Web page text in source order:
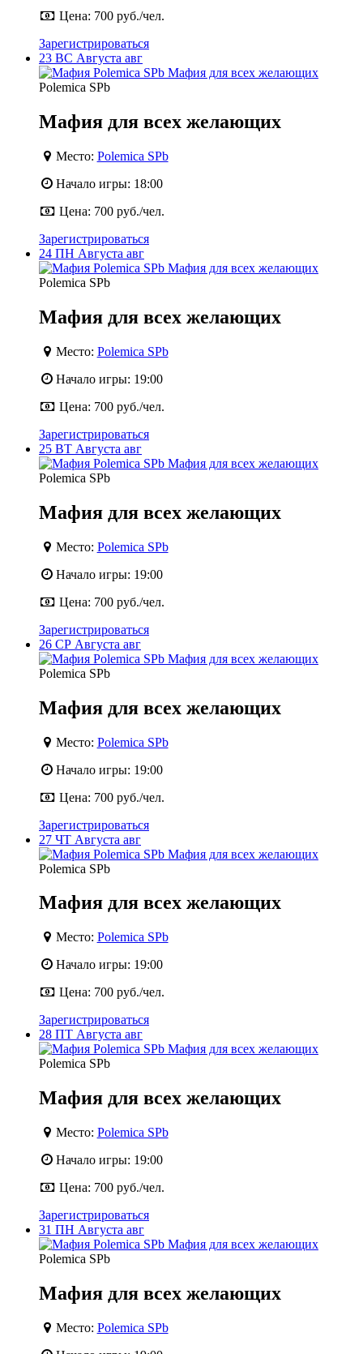
Цена: 700 руб./чел.
Зарегистрироваться
23 ВС Августа авг
Polemica SPb
Мафия для всех желающих
Место: Polemica SPb
Начало игры: 18:00
Цена: 700 руб./чел.
Зарегистрироваться
24 ПН Августа авг
Polemica SPb
Мафия для всех желающих
Место: Polemica SPb
Начало игры: 19:00
Цена: 700 руб./чел.
Зарегистрироваться
25 ВТ Августа авг
Polemica SPb
Мафия для всех желающих
Место: Polemica SPb
Начало игры: 19:00
Цена: 700 руб./чел.
Зарегистрироваться
26 СР Августа авг
Polemica SPb
Мафия для всех желающих
Место: Polemica SPb
Начало игры: 19:00
Цена: 700 руб./чел.
Зарегистрироваться
27 ЧТ Августа авг
Polemica SPb
Мафия для всех желающих
Место: Polemica SPb
Начало игры: 19:00
Цена: 700 руб./чел.
Зарегистрироваться
28 ПТ Августа авг
Polemica SPb
Мафия для всех желающих
Место: Polemica SPb
Начало игры: 19:00
Цена: 700 руб./чел.
Зарегистрироваться
31 ПН Августа авг
Polemica SPb
Мафия для всех желающих
Место: Polemica SPb